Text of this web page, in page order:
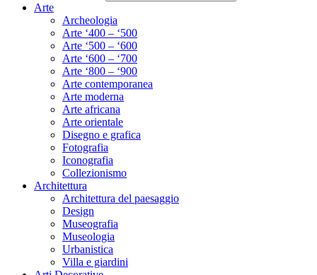
Arte
Archeologia
Arte ‘400 – ‘500
Arte ‘500 – ‘600
Arte ‘600 – ‘700
Arte ‘800 – ‘900
Arte contemporanea
Arte moderna
Arte africana
Arte orientale
Disegno e grafica
Fotografia
Iconografia
Collezionismo
Architettura
Architettura del paesaggio
Design
Museografia
Museologia
Urbanistica
Villa e giardini